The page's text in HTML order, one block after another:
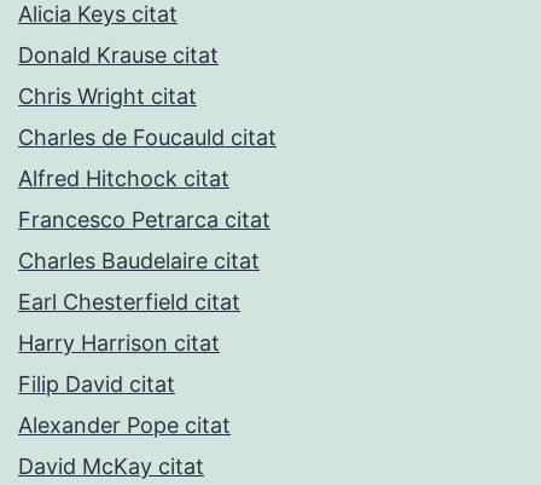
Alicia Keys citat
Donald Krause citat
Chris Wright citat
Charles de Foucauld citat
Alfred Hitchock citat
Francesco Petrarca citat
Charles Baudelaire citat
Earl Chesterfield citat
Harry Harrison citat
Filip David citat
Alexander Pope citat
David McKay citat